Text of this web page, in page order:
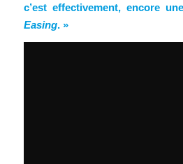
c’est effectivement, encore
Easing. »